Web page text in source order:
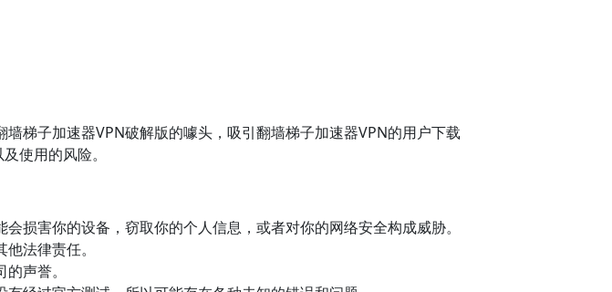
梯子加速器VPN破解版的噱头，吸引翻墙梯子加速器VPN的用户下载
使用的风险。
损害你的设备，窃取你的个人信息，或者对你的网络安全构成威胁。
法律责任。
声誉。